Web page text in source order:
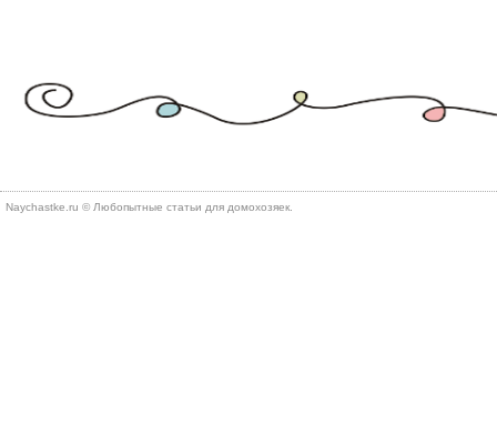
Naychastke.ru © Любопытные статьи для домохозяек.